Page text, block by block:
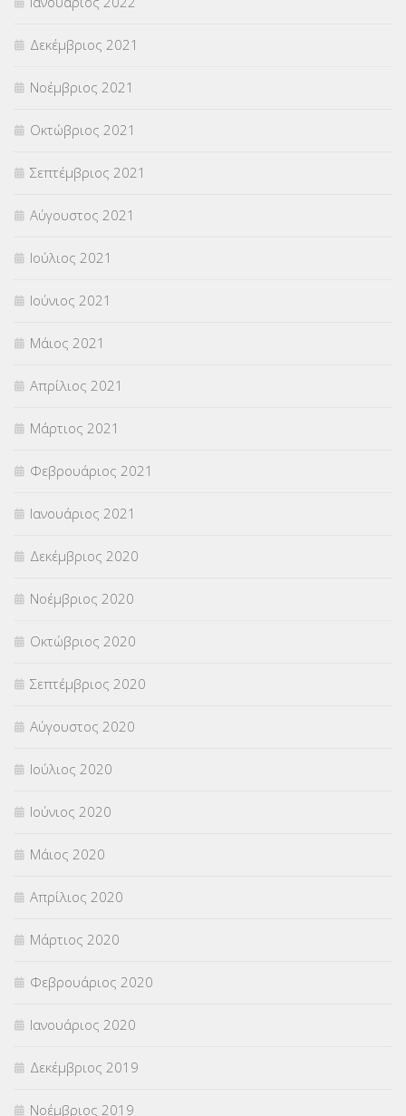
Δεκέμβριος 2021
Νοέμβριος 2021
Οκτώβριος 2021
Σεπτέμβριος 2021
Αύγουστος 2021
Ιούλιος 2021
Ιούνιος 2021
Μάιος 2021
Απρίλιος 2021
Μάρτιος 2021
Φεβρουάριος 2021
Ιανουάριος 2021
Δεκέμβριος 2020
Νοέμβριος 2020
Οκτώβριος 2020
Σεπτέμβριος 2020
Αύγουστος 2020
Ιούλιος 2020
Ιούνιος 2020
Μάιος 2020
Απρίλιος 2020
Μάρτιος 2020
Φεβρουάριος 2020
Ιανουάριος 2020
Δεκέμβριος 2019
Νοέμβριος 2019